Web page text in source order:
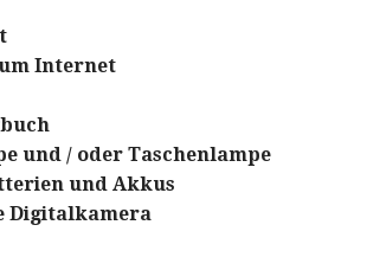
Internet
und / oder Taschenlampe
und Akkus
Digitalkamera